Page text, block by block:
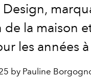
de la maison
les années
by Pauline